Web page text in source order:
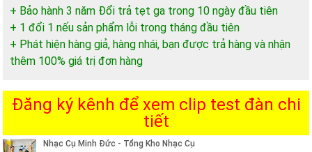
+ Bảo hành 3 năm Đổi trả tẹt ga trong 10 ngày đầu tiên
+ 1 đổi 1 nếu sản phẩm lỗi trong tháng đầu tiên
+ Phát hiện hàng giả, hàng nhái, bạn được trả hàng và nhận
thêm 100% giá trị đơn hàng
Đăng ký kênh để xem clip test đàn chi
tiết